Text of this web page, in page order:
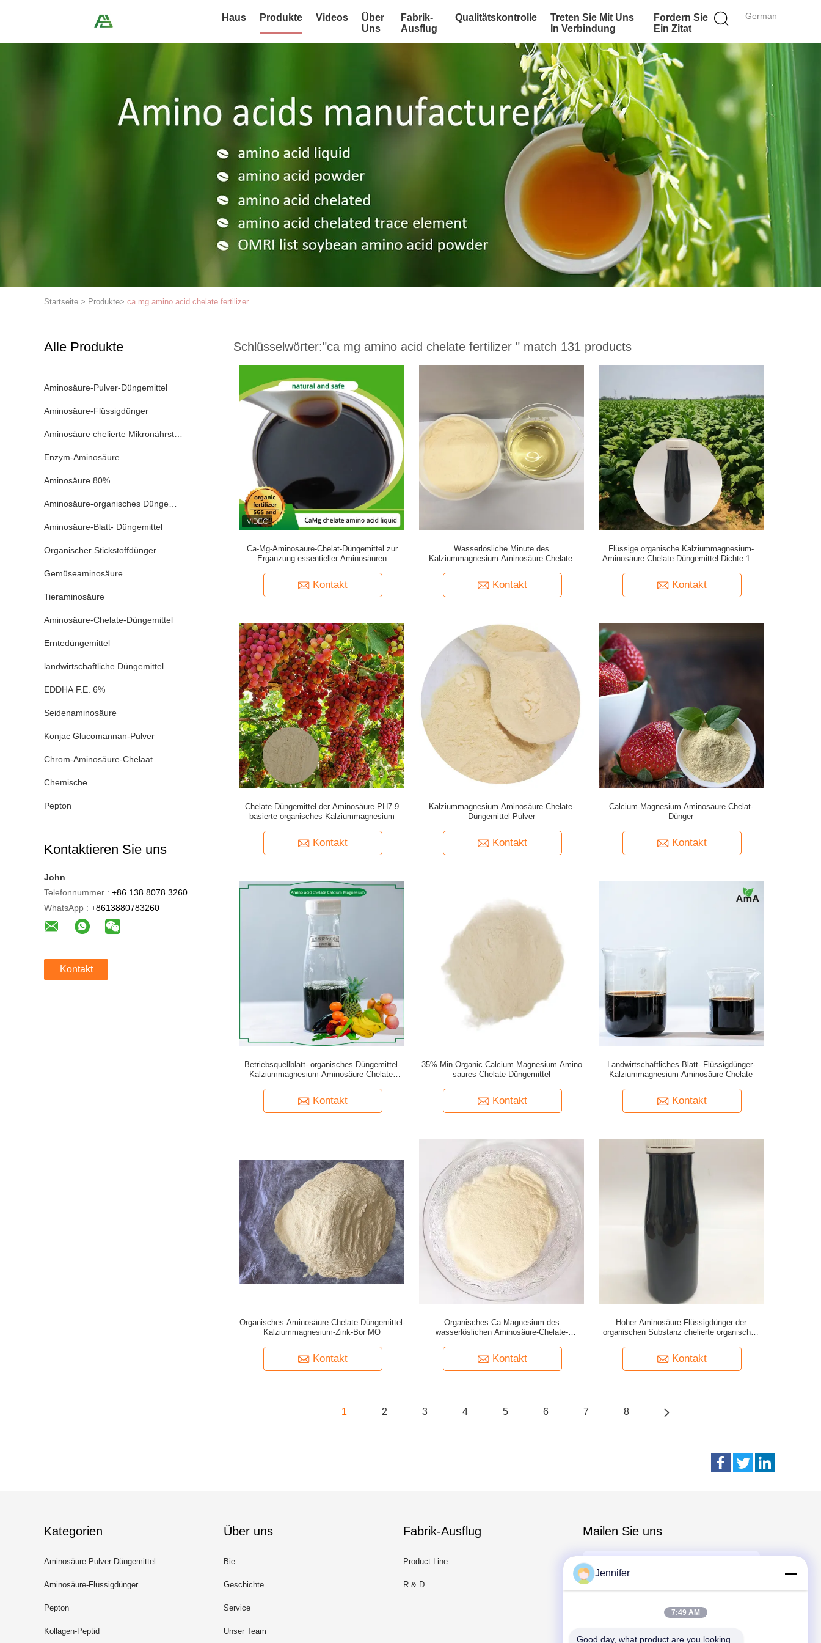
German
Haus Produkte Videos
Über
Uns
Fabrik-
Ausflug
Qualitätskontrolle
Treten Sie Mit Uns
In Verbindung
Fordern Sie
Ein Zitat
Startseite > Produkte> ca mg amino acid chelate fertilizer
Alle Produkte
Aminosäure-Pulver-Düngemittel
Aminosäure-Flüssigdünger
Aminosäure chelierte Mikronährstoffe
Enzym-Aminosäure
Aminosäure 80%
Aminosäure-organisches Düngemittel
Aminosäure-Blatt- Düngemittel
Organischer Stickstoffdünger
Gemüseaminosäure
Tieraminosäure
Aminosäure-Chelate-Düngemittel
Erntedüngemittel
landwirtschaftliche Düngemittel
EDDHA F.E. 6%
Seidenaminosäure
Konjac Glucomannan-Pulver
Chrom-Aminosäure-Chelaat
Chemische
Pepton
Kontaktieren Sie uns
John
Telefonnummer : +86 138 8078 3260
WhatsApp : +8613880783260
Kontakt
Schlüsselwörter:"ca mg amino acid chelate fertilizer " match 131 products
Ca-Mg-Aminosäure-Chelat-Düngemittel zur
Ergänzung essentieller Aminosäuren
Kontakt
Wasserlösliche Minute des
Kalziummagnesium-Aminosäure-Chelate-
Kontakt
Flüssige organische Kalziummagnesium-
Aminosäure-Chelate-Düngemittel-Dichte 1.2-
Kontakt
Chelate-Düngemittel der Aminosäure-PH7-9
basierte organisches Kalziummagnesium
Kontakt
Kalziummagnesium-Aminosäure-Chelate-
Düngemittel-Pulver
Kontakt
Calcium-Magnesium-Aminosäure-Chelat-
Dünger
Kontakt
Betriebsquellblatt- organisches Düngemittel-
Kalziummagnesium-Aminosäure-Chelate-
Kontakt
35% Min Organic Calcium Magnesium Amino
saures Chelate-Düngemittel
Kontakt
Landwirtschaftliches Blatt- Flüssigdünger-
Kalziummagnesium-Aminosäure-Chelate
Kontakt
Organisches Aminosäure-Chelate-Düngemittel-
Kalziummagnesium-Zink-Bor MO
Kontakt
Organisches Ca Magnesium des
wasserlöslichen Aminosäure-Chelate-
Kontakt
Hoher Aminosäure-Flüssigdünger der
organischen Substanz chelierte organisches
Kontakt
1 2 3 4 5 6 7 8
Kategorien
Aminosäure-Pulver-Düngemittel
Aminosäure-Flüssigdünger
Pepton
Kollagen-Peptid
Über uns
Bie
Geschichte
Service
Unser Team
Fabrik-Ausflug
Product Line
R & D
Mailen Sie uns
Jennifer
7:49 AM
Good day, what product are you looking